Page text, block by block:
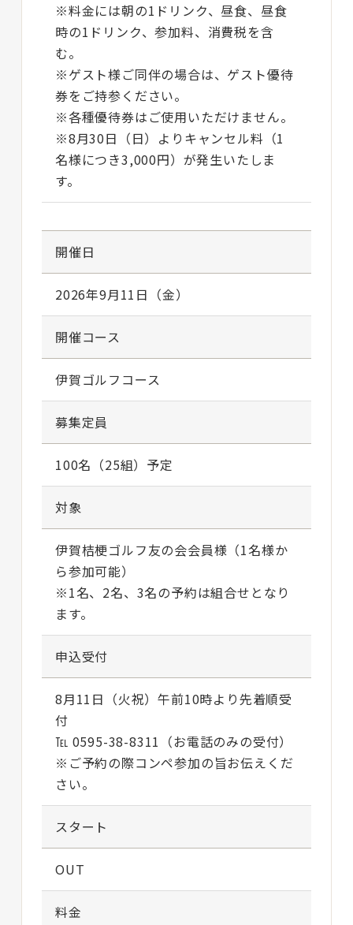
※料金には朝の1ドリンク、昼食、昼食
時の1ドリンク、参加料、消費税を含
む。
※ゲスト様ご同伴の場合は、ゲスト優待
券をご持参ください。
※各種優待券はご使用いただけません。
※8月30日（日）よりキャンセル料（1
名様につき3,000円）が発生いたしま
す。
開催日
2026年9月11日（金）
開催コース
伊賀ゴルフコース
募集定員
100名（25組）予定
対象
伊賀桔梗ゴルフ友の会会員様（1名様か
ら参加可能）
※1名、2名、3名の予約は組合せとなり
ます。
申込受付
8月11日（火祝）午前10時より先着順受
付
℡ 0595-38-8311（お電話のみの受付）
※ご予約の際コンペ参加の旨お伝えくだ
さい。
スタート
OUT
料金